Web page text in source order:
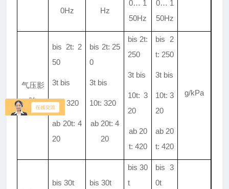
0Hz Hz
0… 1
50Hz
0… 1
50Hz
气压影
响
bis 2t: 2
50
3t bis
10t: 320
ab 20t: 4
20
bis 2t: 25
0
3t bis
10t: 320
ab 20t: 4
20
bis 2t:
250
3t bis
10t: 3
20
ab 20
t: 420
bis 2
t: 250
3t bis
10t: 3
20
ab 20
t: 420
g/kPa
bis 30t bis 30t
bis 30
t
bis 3
0t